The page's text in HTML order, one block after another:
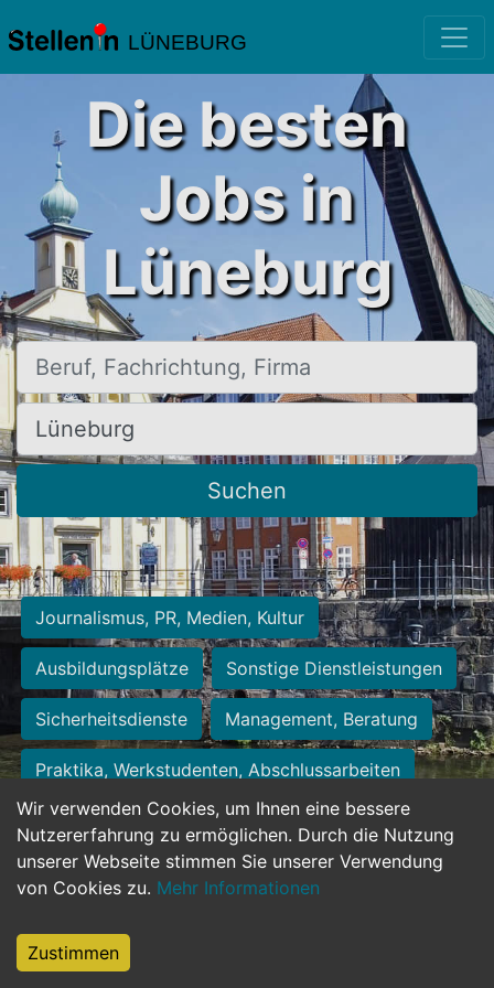
LÜNEBURG
Wir verwenden Cookies, um Ihnen eine bessere
Nutzererfahrung zu ermöglichen. Durch die Nutzung
unserer Webseite stimmen Sie unserer Verwendung
von Cookies zu. Mehr Informationen
Zustimmen
Die besten
Jobs in
Lüneburg
Beruf, Fachrichtung, Firma
Ort, Stadt
Suchen
Journalismus, PR, Medien, Kultur
Ausbildungsplätze Sonstige Dienstleistungen
Sicherheitsdienste Management, Beratung
Praktika, Werkstudenten, Abschlussarbeiten
Personalwesen Assistenz, Sekretariat
Hilfskräfte, Aushilfs- und Nebenjobs
Weiterbildung, Studium, duale Ausbildung